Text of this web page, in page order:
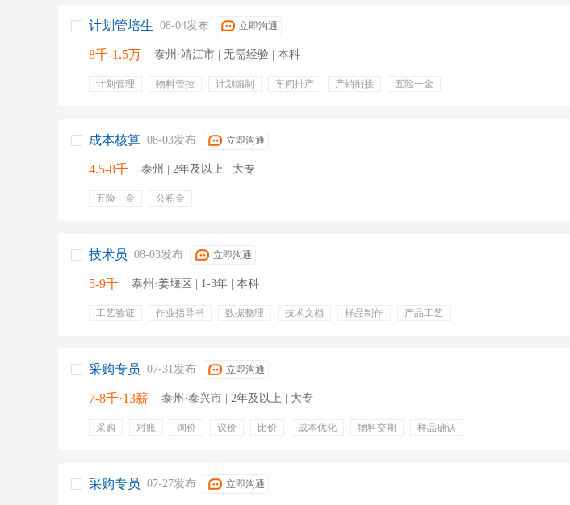
计划管培生 08-04发布 立即沟通
8千-1.5万 泰州·靖江市 | 无需经验 | 本科
计划管理 物料管控 计划编制 车间排产 产销衔接
五险一金
成本核算 08-03发布 立即沟通
4.5-8千 泰州 | 2年及以上 | 大专
五险一金 公积金
技术员 08-03发布 立即沟通
5-9千 泰州·姜堰区 | 1-3年 | 本科
工艺验证 作业指导书 数据整理 技术文档 样品制作
产品工艺
采购专员 07-31发布 立即沟通
7-8千·13薪 泰州·泰兴市 | 2年及以上 | 大专
采购 对账 询价 议价 比价 成本优化 物料交期
样品确认
采购专员 07-27发布 立即沟通